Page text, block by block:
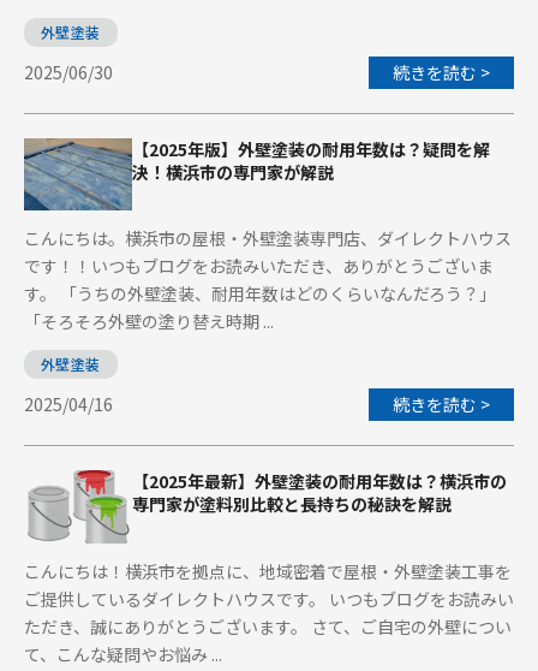
外壁塗装
2025/06/30 続きを読む >
【2025年版】外壁塗装の耐用年数は？疑問を解
決！横浜市の専門家が解説
こんにちは。横浜市の屋根・外壁塗装専門店、ダイレクトハウス
です！！いつもブログをお読みいただき、ありがとうございま
す。 「うちの外壁塗装、耐用年数はどのくらいなんだろう？」
「そろそろ外壁の塗り替え時期 ...
外壁塗装
2025/04/16 続きを読む >
【2025年最新】外壁塗装の耐用年数は？横浜市の
専門家が塗料別比較と長持ちの秘訣を解説
こんにちは！横浜市を拠点に、地域密着で屋根・外壁塗装工事を
ご提供しているダイレクトハウスです。 いつもブログをお読みい
ただき、誠にありがとうございます。 さて、ご自宅の外壁につい
て、こんな疑問やお悩み ...